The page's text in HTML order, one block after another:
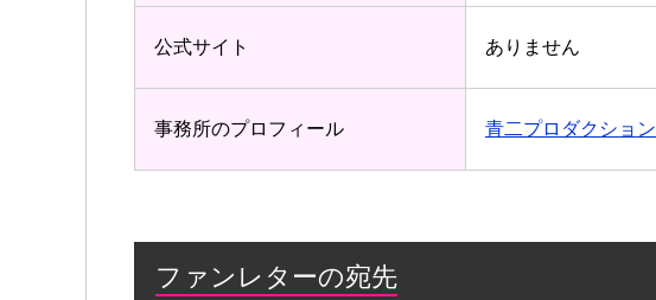
公式サイト ありません
事務所のプロフィール 青二プロダクション
ファンレターの宛先